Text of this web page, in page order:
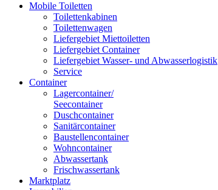
Mobile Toiletten
Toilettenkabinen
Toilettenwagen
Liefergebiet Miettoiletten
Liefergebiet Container
Liefergebiet Wasser- und Abwasserlogistik
Service
Container
Lagercontainer/
Seecontainer
Duschcontainer
Sanitärcontainer
Baustellencontainer
Wohncontainer
Abwassertank
Frischwassertank
Marktplatz